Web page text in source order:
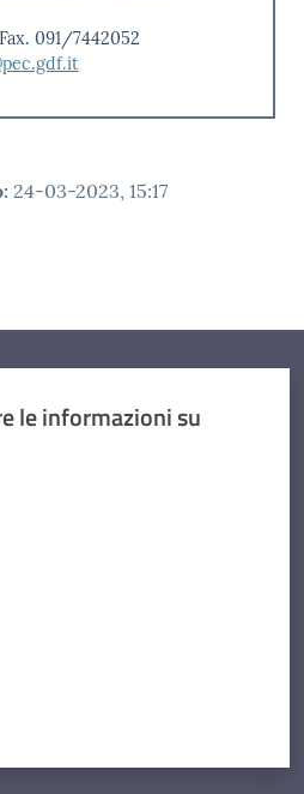
091/7442052
: 24-03-2023, 15:17
le informazioni su